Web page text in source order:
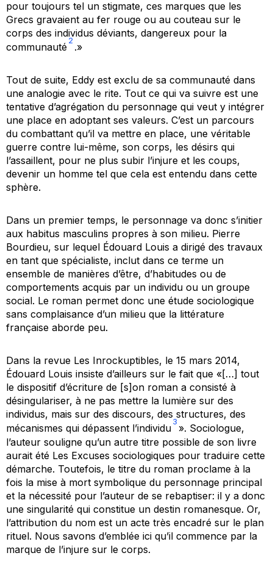
pour toujours tel un stigmate, ces marques que les
Grecs gravaient au fer rouge ou au couteau sur le
corps des individus déviants, dangereux pour la
communauté
2
.»
Tout de suite, Eddy est exclu de sa communauté dans
une analogie avec le rite. Tout ce qui va suivre est une
tentative d’agrégation du personnage qui veut y intégrer
une place en adoptant ses valeurs. C’est un parcours
du combattant qu’il va mettre en place, une véritable
guerre contre lui-même, son corps, les désirs qui
l’assaillent, pour ne plus subir l’injure et les coups,
devenir un homme tel que cela est entendu dans cette
sphère.
Dans un premier temps, le personnage va donc s’initier
aux habitus masculins propres à son milieu. Pierre
Bourdieu, sur lequel Édouard Louis a dirigé des travaux
en tant que spécialiste, inclut dans ce terme un
ensemble de manières d’être, d’habitudes ou de
comportements acquis par un individu ou un groupe
social. Le roman permet donc une étude sociologique
sans complaisance d’un milieu que la littérature
française aborde peu.
Dans la revue Les Inrockuptibles, le 15 mars 2014,
Édouard Louis insiste d’ailleurs sur le fait que «[…] tout
le dispositif d’écriture de [s]on roman a consisté à
désingulariser, à ne pas mettre la lumière sur des
individus, mais sur des discours, des structures, des
mécanismes qui dépassent l’individu
3
». Sociologue,
l’auteur souligne qu’un autre titre possible de son livre
aurait été Les Excuses sociologiques pour traduire cette
démarche. Toutefois, le titre du roman proclame à la
fois la mise à mort symbolique du personnage principal
et la nécessité pour l’auteur de se rebaptiser: il y a donc
une singularité qui constitue un destin romanesque. Or,
l’attribution du nom est un acte très encadré sur le plan
rituel. Nous savons d’emblée ici qu’il commence par la
marque de l’injure sur le corps.